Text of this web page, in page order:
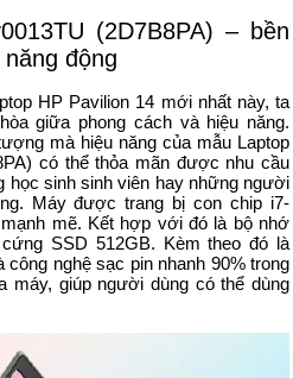
(2D7B8PA) – bền
động
HP Pavilion 14 mới nhất này, ta
giữa phong cách và hiệu năng.
mà hiệu năng của mẫu Laptop
có thể thỏa mãn được nhu cầu
học sinh sinh viên hay những người
Máy được trang bị con chip i7-
mẽ. Kết hợp với đó là bộ nhớ
SSD 512GB. Kèm theo đó là
công nghệ sạc pin nhanh 90% trong
máy, giúp người dùng có thể dùng